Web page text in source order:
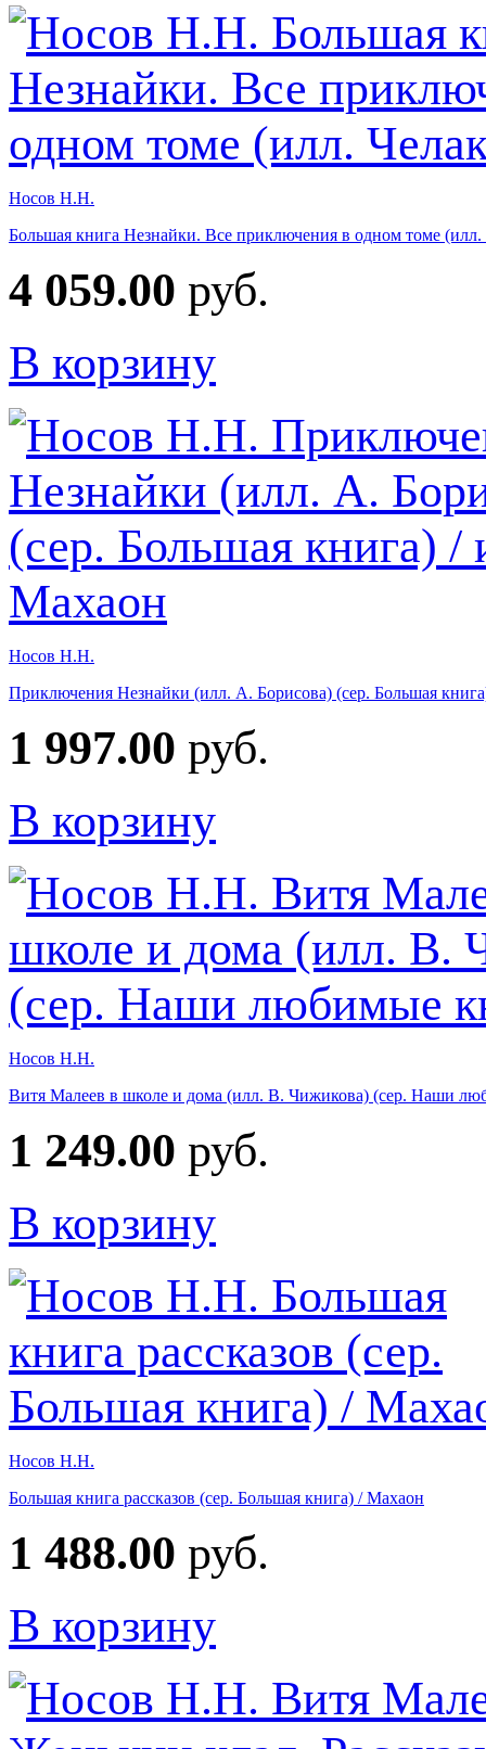
Носов Н.Н.
Большая книга Незнайки. Все приключения в одном томе (илл.
4 059.00 руб.
В корзину
Носов Н.Н.
Приключения Незнайки (илл. А. Борисова) (сер. Большая
1 997.00 руб.
В корзину
Носов Н.Н.
Витя Малеев в школе и дома (илл. В. Чижикова) (сер. Наши
1 249.00 руб.
В корзину
Носов Н.Н.
Большая книга рассказов (сер. Большая книга) / Махаон
1 488.00 руб.
В корзину